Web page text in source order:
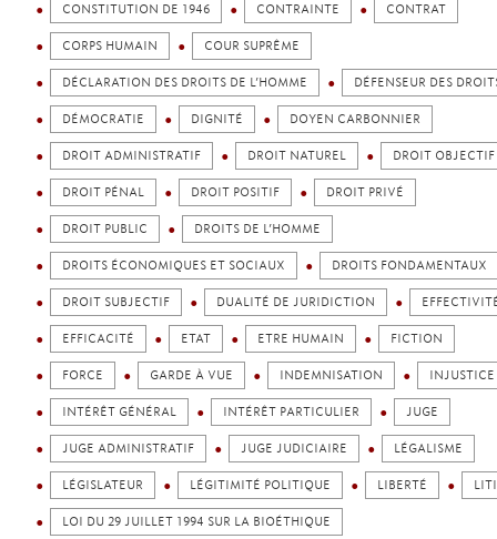
CONSTITUTION DE 1946 CONTRAINTE CONTRAT
CORPS HUMAIN COUR SUPRÊME
DÉCLARATION DES DROITS DE L’HOMME DÉFENSEUR DES
DÉMOCRATIE DIGNITÉ DOYEN CARBONNIER
DROIT ADMINISTRATIF DROIT NATUREL DROIT OBJECTIF
DROIT PÉNAL DROIT POSITIF DROIT PRIVÉ
DROIT PUBLIC DROITS DE L’HOMME
DROITS ÉCONOMIQUES ET SOCIAUX DROITS FONDAMENTAUX
DROIT SUBJECTIF DUALITÉ DE JURIDICTION
EFFICACITÉ ETAT ETRE HUMAIN FICTION
FORCE GARDE À VUE INDEMNISATION INJUSTICE
INTÉRÊT GÉNÉRAL INTÉRÊT PARTICULIER JUGE
JUGE ADMINISTRATIF JUGE JUDICIAIRE LÉGALISME
LÉGISLATEUR LÉGITIMITÉ POLITIQUE LIBERTÉ
LOI DU 29 JUILLET 1994 SUR LA BIOÉTHIQUE